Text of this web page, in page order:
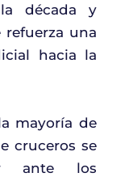
década y
una
hacia la
mayoría de
cruceros se
ante los